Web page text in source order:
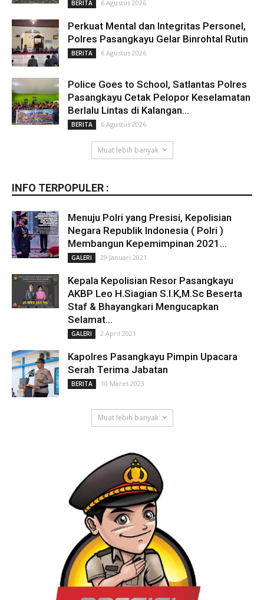
BERITA 6 Agustus 2026
Perkuat Mental dan Integritas Personel,
Polres Pasangkayu Gelar Binrohtal Rutin
BERITA 6 Agustus 2026
Police Goes to School, Satlantas Polres
Pasangkayu Cetak Pelopor Keselamatan
Berlalu Lintas di Kalangan...
BERITA 6 Agustus 2026
Muat lebih banyak
INFO TERPOPULER :
Menuju Polri yang Presisi, Kepolisian
Negara Republik Indonesia ( Polri )
Membangun Kepemimpinan 2021...
GALERI 29 Januari 2021
Kepala Kepolisian Resor Pasangkayu
AKBP Leo H.Siagian S.I.K,M.Sc Beserta
Staf & Bhayangkari Mengucapkan
Selamat...
GALERI 2 April 2021
Kapolres Pasangkayu Pimpin Upacara
Serah Terima Jabatan
BERITA 10 Maret 2023
Muat lebih banyak